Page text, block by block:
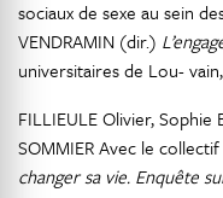
sociaux de sexe au sein
VENDRAMIN (dir.)
universitaires de Lou-
FILLIEULE Olivier, Sophie
SOMMIER Avec le
changer sa vie. Enquête